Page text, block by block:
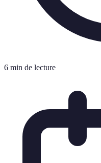
6 min de lecture